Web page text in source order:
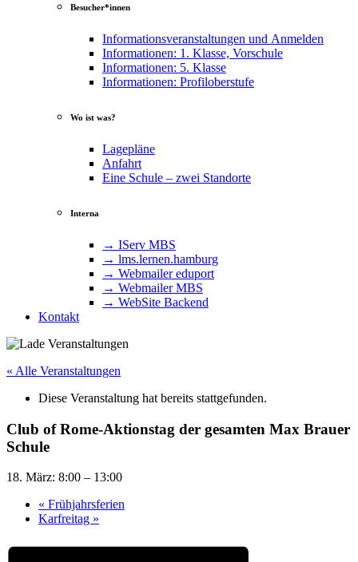
Besucher*innen
Informationsveranstaltungen und Anmelden
Informationen: 1. Klasse, Vorschule
Informationen: 5. Klasse
Informationen: Profiloberstufe
Wo ist was?
Lagepläne
Anfahrt
Eine Schule – zwei Standorte
Interna
→ IServ MBS
→ lms​.ler​nen​.ham​burg
→ Webmailer eduport
→ Webmailer MBS
→ WebSite Backend
Kontakt
« Alle Veranstaltungen
Diese Veranstaltung hat bereits stattgefunden.
Club of Rome-Aktionstag der gesamten Max Brauer
Schule
18. März: 8:00 – 13:00
« Frühjahrsferien
Karfreitag »